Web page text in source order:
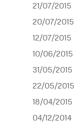
21/07/
20/07/
12/07/
10/06/2015
31/05/
22/05/
18/04/
04/12/